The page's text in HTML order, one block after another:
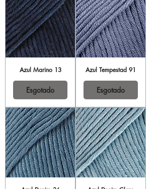
Azul Marino 13
Esgotado
Azul Tempestad 91
Esgotado